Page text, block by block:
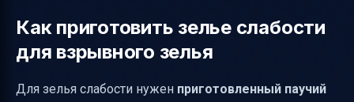
Как приготовить зелье слабости
для взрывного зелья
Для зелья слабости нужен приготовленный паучий